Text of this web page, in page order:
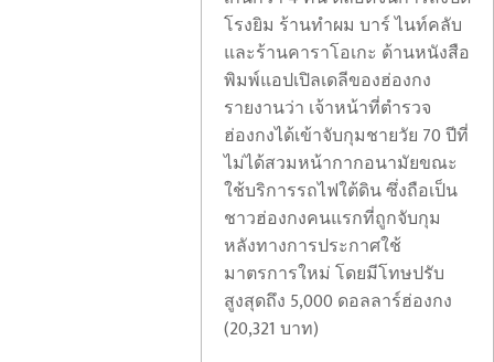
โรงยิม ร้านทำผม บาร์ ไนท์คลับ
และร้านคาราโอเกะ ด้านหนังสือ
พิมพ์แอปเปิลเดลีของฮ่องกง
รายงานว่า เจ้าหน้าที่ตำรวจ
ฮ่องกงได้เข้าจับกุมชายวัย 70 ปีที่
ไม่ได้สวมหน้ากากอนามัยขณะ
ใช้บริการรถไฟใต้ดิน ซึ่งถือเป็น
ชาวฮ่องกงคนแรกที่ถูกจับกุม
หลังทางการประกาศใช้
มาตรการใหม่ โดยมีโทษปรับ
สูงสุดถึง 5,000 ดอลลาร์ฮ่องกง
(20,321 บาท)